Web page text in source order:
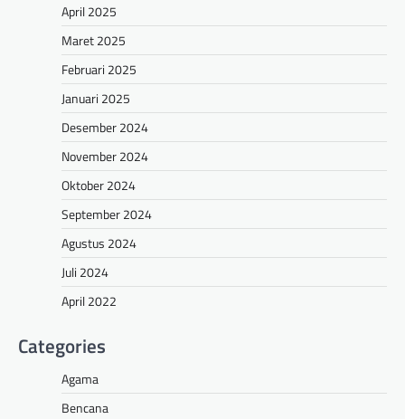
April 2025
Maret 2025
Februari 2025
Januari 2025
Desember 2024
November 2024
Oktober 2024
September 2024
Agustus 2024
Juli 2024
April 2022
Categories
Agama
Bencana